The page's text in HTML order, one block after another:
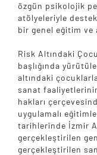
özgün psikolojik
atölyeleriyle
bir genel eğitim ve
Risk Altındaki
başlığında
altındaki
sanat
hakları
uygulamalı
tarihlerinde İzmir
gerçekleştirilen
gerçekleştirilen